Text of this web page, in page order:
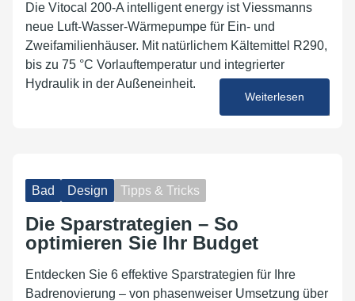
Die Vitocal 200-A intelligent energy ist Viessmanns
neue Luft-Wasser-Wärmepumpe für Ein- und
Zweifamilienhäuser. Mit natürlichem Kältemittel R290,
bis zu 75 °C Vorlauftemperatur und integrierter
Hydraulik in der Außeneinheit.
Weiterlesen
Bad Design Tipps & Tricks
Die Sparstrategien – So
optimieren Sie Ihr Budget
Entdecken Sie 6 effektive Sparstrategien für Ihre
Badrenovierung – von phasenweiser Umsetzung über